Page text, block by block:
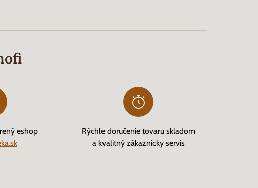
eshop
Rýchle doručenie tovaru skladom
a kvalitný zákaznícky servis